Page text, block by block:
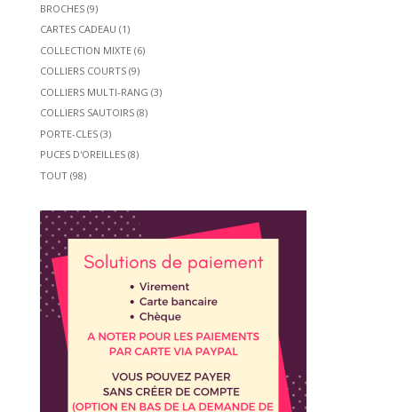
BROCHES (9)
CARTES CADEAU (1)
COLLECTION MIXTE (6)
COLLIERS COURTS (9)
COLLIERS MULTI-RANG (3)
COLLIERS SAUTOIRS (8)
PORTE-CLES (3)
PUCES D'OREILLES (8)
TOUT (98)